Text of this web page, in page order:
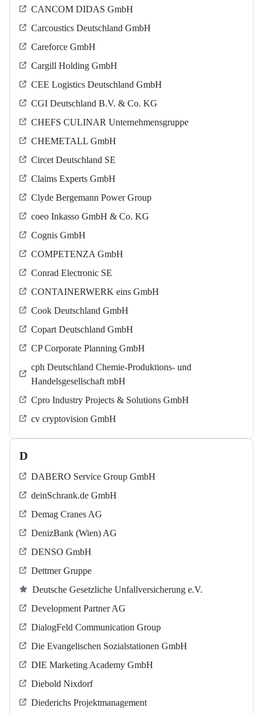
CANCOM DIDAS GmbH
Carcoustics Deutschland GmbH
Careforce GmbH
Cargill Holding GmbH
CEE Logistics Deutschland GmbH
CGI Deutschland B.V. & Co. KG
CHEFS CULINAR Unternehmensgruppe
CHEMETALL GmbH
Circet Deutschland SE
Claims Experts GmbH
Clyde Bergemann Power Group
coeo Inkasso GmbH & Co. KG
Cognis GmbH
COMPETENZA GmbH
Conrad Electronic SE
CONTAINERWERK eins GmbH
Cook Deutschland GmbH
Copart Deutschland GmbH
CP Corporate Planning GmbH
cph Deutschland Chemie-Produktions- und
Handelsgesellschaft mbH
Cpro Industry Projects & Solutions GmbH
cv cryptovision GmbH
D
DABERO Service Group GmbH
deinSchrank.de GmbH
Demag Cranes AG
DenizBank (Wien) AG
DENSO GmbH
Dettmer Gruppe
Deutsche Gesetzliche Unfallversicherung e.V.
Development Partner AG
DialogFeld Communication Group
Die Evangelischen Sozialstationen GmbH
DIE Marketing Academy GmbH
Diebold Nixdorf
Diederichs Projektmanagement